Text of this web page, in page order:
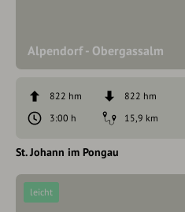
Alpendorf - Obergassalm
822 hm
822 hm
3:00 h
15,9 km
St. Johann im Pongau
leicht